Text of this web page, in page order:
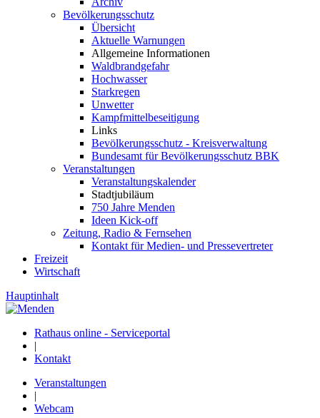
Bevölkerungsschutz
Übersicht
Aktuelle Warnungen
Allgemeine Informationen
Waldbrandgefahr
Hochwasser
Starkregen
Unwetter
Kampfmittelbeseitigung
Links
Bevölkerungsschutz - Kreisverwaltung
Bundesamt für Bevölkerungsschutz BBK
Veranstaltungen
Veranstaltungskalender
Stadtjubiläum
750 Jahre Menden
Ideen Kick-off
Zeitung, Radio & Fernsehen
Kontakt für Medien- und Pressevertreter
Freizeit
Wirtschaft
Hauptinhalt
Rathaus online - Serviceportal
|
Kontakt
Veranstaltungen
|
Webcam